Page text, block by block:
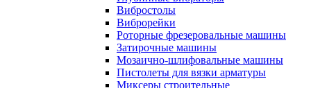
Вибростолы
Виброрейки
Роторные фрезеровальные машины
Затирочные машины
Мозаично-шлифовальные машины
Пистолеты для вязки арматуры
Миксеры строительные